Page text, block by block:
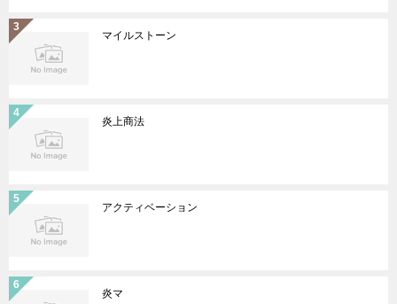
マイルストーン
炎上商法
アクティベーション
炎マ